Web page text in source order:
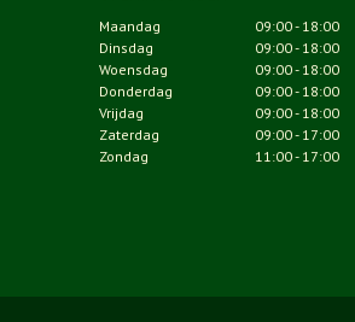
Maandag
09:00 - 18:00
Dinsdag
09:00 - 18:00
Woensdag
09:00 - 18:00
Donderdag
09:00 - 18:00
Vrijdag
09:00 - 18:00
Zaterdag
09:00 - 17:00
Zondag
11:00 - 17:00